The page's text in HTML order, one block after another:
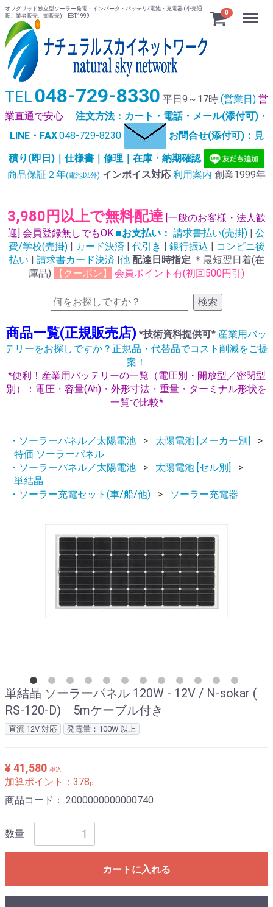
オフグリッド独立型ソーラー発電・インバータ・バッテリ/電池・充電器 (小売通
販、業者販売、卸販売) EST.1999
0 Menu
TEL 048-729-8330 平日9～17時 (営業日) 営
業直通で安心
注文方法：カート・電話・メール(添付可)・
LINE・FAX:048-729-8230
お問合せ(添付可)：見
積り(即日)｜仕様書｜修理｜在庫・納期確認
商品保証２年(電池以外) インボイス対応 利用案内 創業1999年
3,980円以上で無料配達 [一般のお客様・法人歓
迎] 会員登録無しでもOK ■お支払い： 請求書払い(売掛) | 公
費/学校(売掛) | カード決済 | 代引き | 銀行振込 | コンビニ後
払い | 請求書カード決済 |他 配達日時指定 ＊最短翌日着(在
庫品)
【クーポン】 会員ポイント有(初回500円引)
検索
商品一覧(正規販売店) *技術資料提供可* 産業用バッ
テリーをお探しですか？正規品・代替品でコスト削減をご提
案！
*便利！産業用バッテリーの一覧（電圧別・開放型／密閉型
別）：電圧・容量(Ah)・外形寸法・重量・ターミナル形状を
一覧で比較*
・ソーラーパネル／太陽電池
太陽電池 [メーカー別]
特価 ソーラーパネル
・ソーラーパネル／太陽電池
太陽電池 [セル別]
単結晶
・ソーラー充電セット(車/船/他)
ソーラー充電器
単結晶 ソーラーパネル 120W - 12V / N-sokar (
RS-120-D) 5mケーブル付き
直流 12V 対応 発電量：100W 以上
¥ 41,580 税込
加算ポイント： 378pt
商品コード： 2000000000000740
数量
カートに入れる